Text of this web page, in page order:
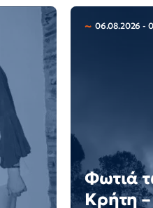
06.08.2026 -
Φωτιά
Κρήτη